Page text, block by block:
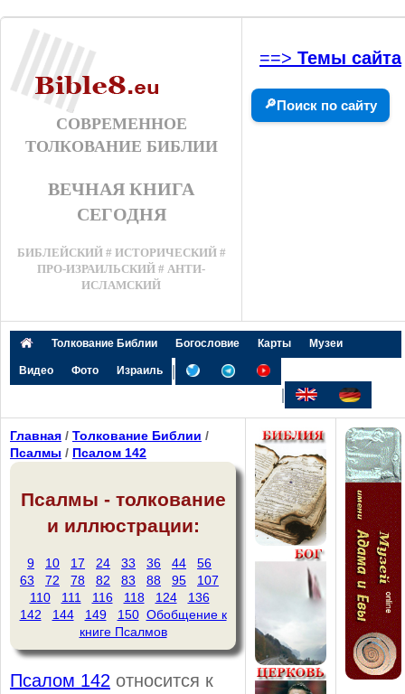
СОВРЕМЕННОЕ
ТОЛКОВАНИЕ БИБЛИИ
ВЕЧНАЯ КНИГА
СЕГОДНЯ
БИБЛЕЙСКИЙ # ИСТОРИЧЕСКИЙ #
ПРО-ИЗРАИЛЬСКИЙ # АНТИ-
ИСЛАМСКИЙ
==> Темы сайта
🔎Поиск по сайту
Толкование Библии Богословие Карты Музеи
Видео Фото Израиль
|
|
Главная / Толкование Библии /
Псалмы / Псалом 142
Псалмы - толкование
и иллюстрации:
9 10 17 24 33 36 44
56
63
72 78 82 83 88 95
107
110
111 116 118 124
136
142
144 149 150 Обобщение к
книге Псалмов
Псалом 142 относится к